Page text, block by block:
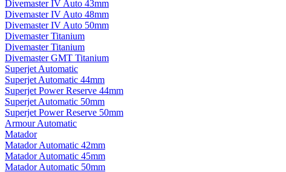
Divemaster IV Auto 43mm
Divemaster IV Auto 48mm
Divemaster IV Auto 50mm
Divemaster Titanium
Divemaster Titanium
Divemaster GMT Titanium
Superjet Automatic
Superjet Automatic 44mm
Superjet Power Reserve 44mm
Superjet Automatic 50mm
Superjet Power Reserve 50mm
Armour Automatic
Matador
Matador Automatic 42mm
Matador Automatic 45mm
Matador Automatic 50mm